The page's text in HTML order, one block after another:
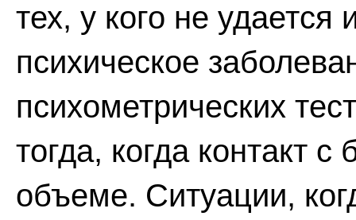
тех, у кого не
психическое
психометрических
тогда, когда контакт
объеме. Ситуации,